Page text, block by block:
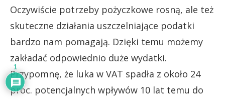
Oczywiście potrzeby pożyczkowe rosną, ale też
skuteczne działania uszczelniające podatki
bardzo nam pomagają. Dzięki temu możemy
zakładać odpowiednio duże wydatki.
Przypomnę, że luka w VAT spadła z około 24
proc. potencjalnych wpływów 10 lat temu do
1